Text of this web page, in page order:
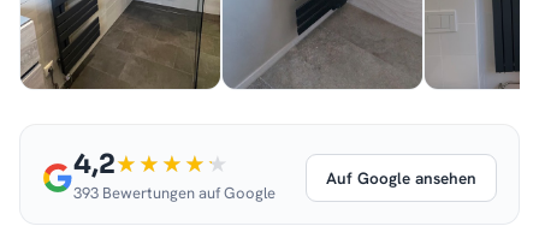
4,2
393 Bewertungen auf Google
Auf Google ansehen